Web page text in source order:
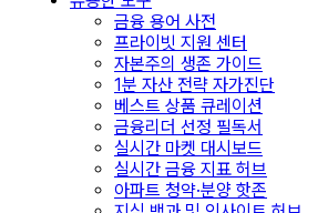
금융 용어 사전
프라이빗 지원 센터
자본주의 생존 가이드
1분 자산 전략 자가진단
베스트 상품 큐레이션
금융리더 선정 필독서
실시간 마켓 대시보드
실시간 금융 지표 허브
아파트 청약·분양 핫존